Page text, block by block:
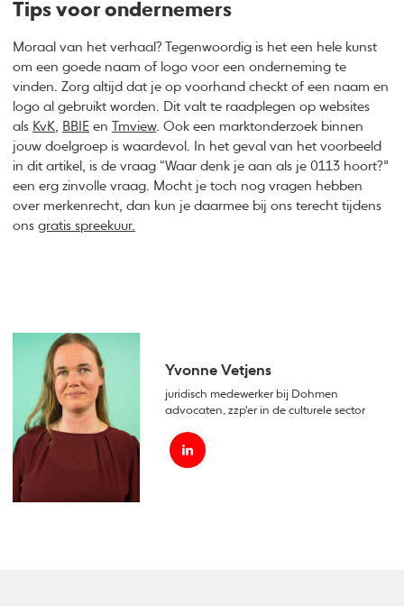
Tips voor ondernemers
Moraal van het verhaal? Tegenwoordig is het een hele kunst
om een goede naam of logo voor een onderneming te
vinden. Zorg altijd dat je op voorhand checkt of een naam en
logo al gebruikt worden. Dit valt te raadplegen op websites
als KvK BBIE en Tmview. Ook een marktonderzoek binnen
jouw doelgroep is waardevol. In het geval van het voorbeeld
in dit artikel, is de vraag “Waar denk je aan als je 0113 hoort?”
een erg zinvolle vraag. Mocht je toch nog vragen hebben
over merkenrecht, dan kun je daarmee bij ons terecht tijdens
onsgratis spreekuur.
Yvonne Vetjens
juridisch medewerker bij Dohmen
advocaten, zzp'er in de culturele sector